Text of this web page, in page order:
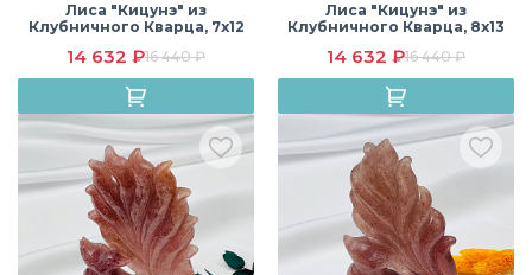
Лиса "Кицунэ" из
Клубничного Кварца, 7х12
14 632 ₽16 440 ₽
Лиса "Кицунэ" из
Клубничного Кварца, 8х13
14 632 ₽16 440 ₽